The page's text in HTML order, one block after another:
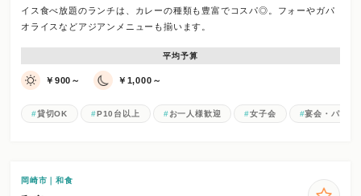
イス食べ放題のランチは、カレーの種類も豊富でコスパ◎。フォーやガパ
オライスなどアジアンメニューも揃います。
平均予算
￥900～ ￥1,000～
貸切OK P10台以上 お一人様歓迎 女子会 宴会・パーテ
岡崎市｜和食